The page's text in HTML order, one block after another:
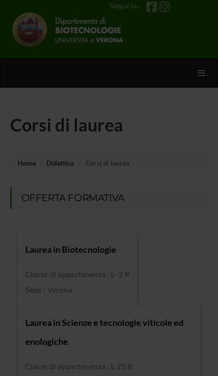
Segui su
Corsi di laurea
Home Didattica Corsi di laurea
OFFERTA FORMATIVA
Laurea in Biotecnologie
Classe di appartenenza : L- 2 R
Sede : Verona
Laurea in Scienze e tecnologie viticole ed
enologiche
Classe di appartenenza : L-25 R